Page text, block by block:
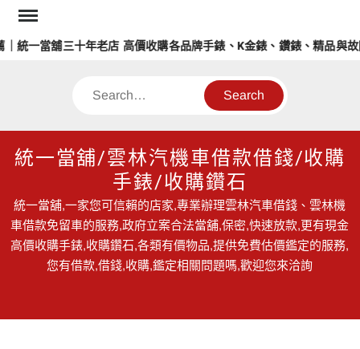
Skip
content
統一當舖三十年老店 高價收購各品牌手錶、K金錶、鑽錶、精品與故
Search
統一當舖/雲林汽機車借款借錢/收購
手錶/收購鑽石
統一當舖,一家您可信賴的店家,專業辦理雲林汽車借錢、雲林機
車借款免留車的服務,政府立案合法當舖,保密,快速放款,更有現金
高價收購手錶,收購鑽石,各類有價物品,提供免費估價鑑定的服務,
您有借款,借錢,收購,鑑定相關問題嗎,歡迎您來洽詢